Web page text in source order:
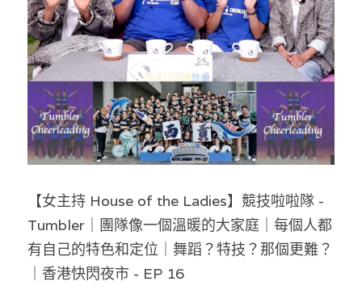
反華推手懶人包
民主派騙案十式
反華推手起底
美西霸凌內幕
美西極權主義
真相直擊
極端暴恐實錄
KOL 專欄
林淑芳專欄
屈穎妍專欄
朱庭萱專欄
莫綺琪專欄
黃萬成專欄
招國偉專欄
高松傑專欄
絕密法庭檔案
醫院口岸爆炸案
屠龍小隊案
黎智英案審訊
支聯會案
35+顛覆案
生活
吃喝玩指南
休閒好介紹
親子
花生仔漫畫週記
關於我們
人才招聘
投稿熱線
商戶合作
支持讚助
搜索
繁體中文
繁體中文
English
【女主持 House of the Ladies】競技啦啦隊 -
Tumbler｜團隊像一個溫暖的大家庭｜每個人都
有自己的特色和定位｜舞蹈？特技？那個更難？
｜香港快閃夜市 - EP 16